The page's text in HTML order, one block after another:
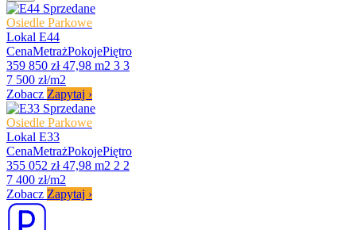
Sprzedane
Osiedle Parkowe
Lokal E44
CenaMetrażPokojePiętro
359 850 zł 47,98 m2 3 3
7 500 zł/m2
Zobacz Zapytaj ›
Sprzedane
Osiedle Parkowe
Lokal E33
CenaMetrażPokojePiętro
355 052 zł 47,98 m2 2 2
7 400 zł/m2
Zobacz Zapytaj ›